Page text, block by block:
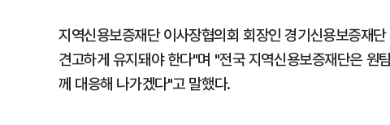
지역신용보증재단 이사장협의회 회장인 경기신용보증재
견고하게 유지돼야 한다"며 "전국 지역신용보증재단은 원
께 대응해 나가겠다"고 말했다.